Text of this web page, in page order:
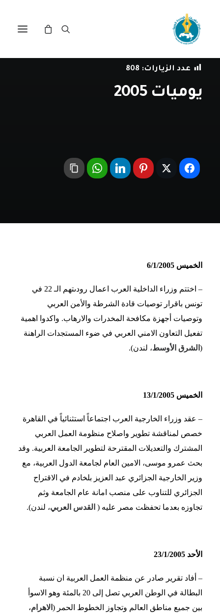
فيالعمل العربي المشترك
عدد الزيارات: 808
يوميات 2005
الخميس 6/1/2005
– اختتم وزراء الداخلية العرب اعمال رودىتهم الـ 22 في
تونس باقرار توصيات قادة الشرطة والأمن العربي
وتوصيات أجهزة مكافحة المخدرات والارهاب. واكدوا اهمية
تفعيل التعاون الامني العربي في ضوء المستجدات الراهنة
( الشرق الأوسط، لندن).
الخميس 13/1/2005
– عقد وزراء الخارجية العرب اجتماعاً استثنائياً في القاهرة
خصص لمناقشة تطوير واصلاح منظومة العمل العربي
المشترك والتعديلات المقترحة لتطوير الجامعة العربية. وقد
بحث عمرو موسى، الامين العام لجامعة الدول العربية، مع
وزير الخارجية الجزائري عبد العزيز بلخادم في الاقتراح
الجزائري للتناوب على منصب امانة عام الجامعة وثم
تجاوزه بعدما تحفظت مصر عليه ( القدس العربي، لندن).
الأحد 23/1/2005
– أفاد تقرير صادر عن منظمة العمل العربية ان نسبة
البطالة في الوطن العربي تصل إلى 20 بالمئة وهو الاسوأ
بين جميع مناطق العالم وتجاوز الخطوط الحمر ( الاهرام،